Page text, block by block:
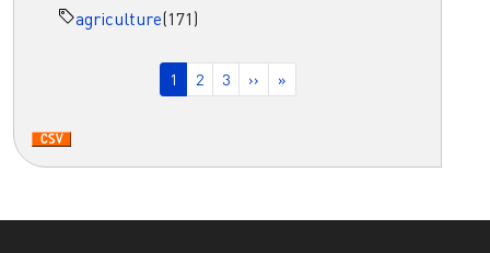
agriculture(171)
Page courante
1 Page
2 Page
3 Page suivante
›› Dernière page
»